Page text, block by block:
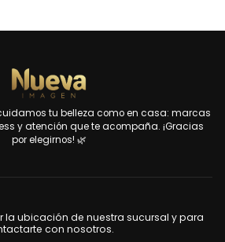
tu belleza como en casa: marcas
y atención que te acompaña. ¡Gracias
por elegirnos! 🌿
la ubicación de nuestra sucursal y para
con nosotros.